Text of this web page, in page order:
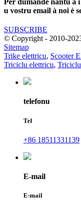
Per dumande nantu à
u vostru email à noi è
SUBSCRIBE
© Copyright - 2010-
Sitemap
Trike elettricu, Scooter
Triciclu elettricu,
telefonu
Tel
+86 18511331139
E-mail
E-mail